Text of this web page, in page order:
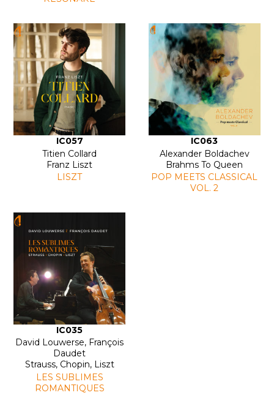
IC057
Titien Collard
Franz Liszt
LISZT
IC063
Alexander Boldachev
Brahms To Queen
POP MEETS CLASSICAL
VOL. 2
IC035
David Louwerse, François
Daudet
Strauss, Chopin, Liszt
LES SUBLIMES
ROMANTIQUES